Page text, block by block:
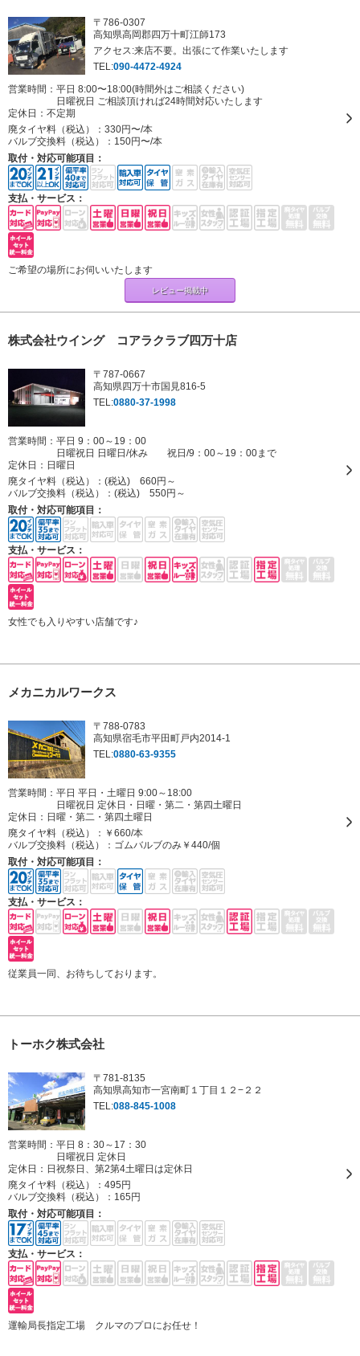
〒786-0307
高知県高岡郡四万十町江師173
アクセス:来店不要。出張にて作業いたします
TEL:090-4472-4924
営業時間：平日 8:00〜18:00(時間外はご相談ください)
日曜祝日 ご相談頂ければ24時間対応いたします
定休日： 不定期
廃タイヤ料（税込）： 330円〜/本
バルブ交換料（税込）： 150円〜/本
取付・対応可能項目：
支払・サービス：
ご希望の場所にお伺いいたします
レビュー掲載中
株式会社ウイング コアラクラブ四万十店
〒787-0667
高知県四万十市国見816-5
TEL:0880-37-1998
営業時間：平日 9：00～19：00
日曜祝日 日曜日/休み 祝日/9：00～19：00まで
定休日： 日曜日
廃タイヤ料（税込）： (税込) 660円～
バルブ交換料（税込）： (税込) 550円～
取付・対応可能項目：
支払・サービス：
女性でも入りやすい店舗です♪
メカニカルワークス
〒788-0783
高知県宿毛市平田町戸内2014-1
TEL:0880-63-9355
営業時間：平日 平日・土曜日 9:00～18:00
日曜祝日 定休日・日曜・第二・第四土曜日
定休日： 日曜・第二・第四土曜日
廃タイヤ料（税込）： ￥660/本
バルブ交換料（税込）： ゴムバルブのみ￥440/個
取付・対応可能項目：
支払・サービス：
従業員一同、お待ちしております。
トーホク株式会社
〒781-8135
高知県高知市一宮南町１丁目１２−２２
TEL:088-845-1008
営業時間：平日 8：30～17：30
日曜祝日 定休日
定休日： 日祝祭日、第2第4土曜日は定休日
廃タイヤ料（税込）： 495円
バルブ交換料（税込）： 165円
取付・対応可能項目：
支払・サービス：
運輸局長指定工場 クルマのプロにお任せ！